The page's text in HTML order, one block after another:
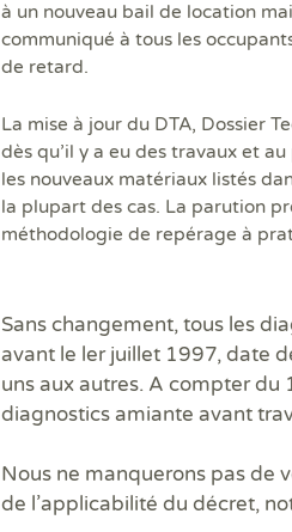
à un nouveau bail de location
communiqué à tous les
de retard.
La mise à jour du DTA, Dossier
dès qu’il y a eu des travaux et
les nouveaux matériaux listés
la plupart des cas. La parution
méthodologie de repérage à
Sans changement, tous les
avant le ler juillet 1997, date
uns aux autres. A compter du
diagnostics amiante avant
Nous ne manquerons pas de
de l’applicabilité du décret,